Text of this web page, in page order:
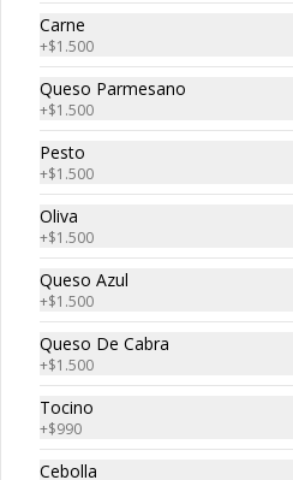
Bolitas de Carne
Bolitas de Carne, 3 unidades de
bolitas de carne envueltan en suave
masa de pizza frita, puedes escoger tu
salsa favotita!!
Caprese
Mozzarella Fior, tomate, albahaca y
pesto acompañado de tostadas.
Char-Q
Prosciutto, mortadella, tomates
Carne
+$1.500
Queso Parmesano
+$1.500
Pesto
+$1.500
Oliva
+$1.500
Queso Azul
+$1.500
Queso De Cabra
+$1.500
Tocino
+$990
Cebolla